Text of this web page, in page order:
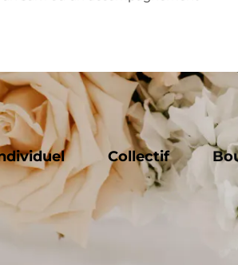
00.00.00.00.00
Collectif